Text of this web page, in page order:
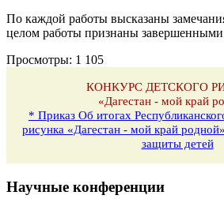
По каждой работы высказаны
целом работы признаны
Просмотры: 1 105
КОНКУРС ДЕТСКОГО
«Дагестан - мой край
* Приказ Об итогах
рисунка «Дагестан - мой край
защиты детей
Научные конференции